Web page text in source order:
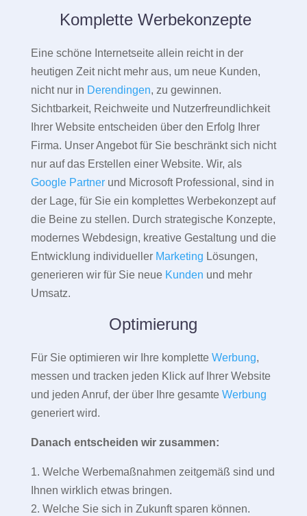
Komplette Werbekonzepte
Eine schöne Internetseite allein reicht in der
heutigen Zeit nicht mehr aus, um neue Kunden,
nicht nur in Derendingen, zu gewinnen.
Sichtbarkeit, Reichweite und Nutzerfreundlichkeit
Ihrer Website entscheiden über den Erfolg Ihrer
Firma. Unser Angebot für Sie beschränkt sich nicht
nur auf das Erstellen einer Website. Wir, als
Google Partnerund Microsoft Professional, sind in
der Lage, für Sie ein komplettes Werbekonzept auf
die Beine zu stellen. Durch strategische Konzepte,
modernes Webdesign, kreative Gestaltung und die
Entwicklung individueller Marketing Lösungen,
generieren wir für Sie neue Kunden und mehr
Umsatz.
Optimierung
Für Sie optimieren wir Ihre komplette Werbung,
messen und tracken jeden Klick auf Ihrer Website
und jeden Anruf, der über Ihre gesamte Werbung
generiert wird.
Danach entscheiden wir zusammen:
1. Welche Werbemaßnahmen zeitgemäß sind und
Ihnen wirklich etwas bringen.
2. Welche Sie sich in Zukunft sparen können.